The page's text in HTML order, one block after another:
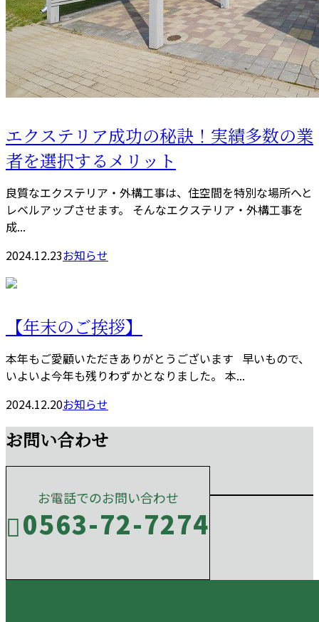
エクステリア成功の秘訣！実績多数の業
者を選択するメリット
良質なエクステリア・外構工事は、住空間を特別な場所へと
レベルアップさせます。 そんなエクステリア・外構工事を
成...
2024.12.23お知らせ
【年末のご挨拶】
本年もご愛顧いただきありがとうございます 早いもので、
いよいよ今年も残りわずかとなりました。 本...
2024.12.20お知らせ
お問い合わせ
お電話でのお問い合わせ
0563-72-7274